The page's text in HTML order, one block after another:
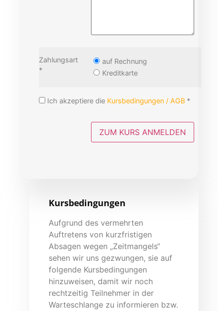
Zahlungsart
*
auf Rechnung
Kreditkarte
Ich akzeptiere die Kursbedingungen / AGB *
Kursbedingungen
Aufgrund des vermehrten
Auftretens von kurzfristigen
Absagen wegen „Zeitmangels“
sehen wir uns gezwungen, sie auf
folgende Kursbedingungen
hinzuweisen, damit wir noch
rechtzeitig Teilnehmer in der
Warteschlange zu informieren bzw.